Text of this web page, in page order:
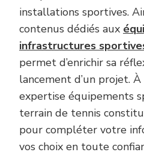
installations sportives.
contenus dédiés aux
infrastructures
permet d’enrichir sa
lancement d’un projet.
expertise équipements
terrain de tennis
pour compléter votre
vos choix en toute